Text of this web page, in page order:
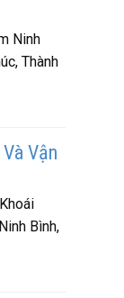
Ninh
Thành
Vận
Bình,